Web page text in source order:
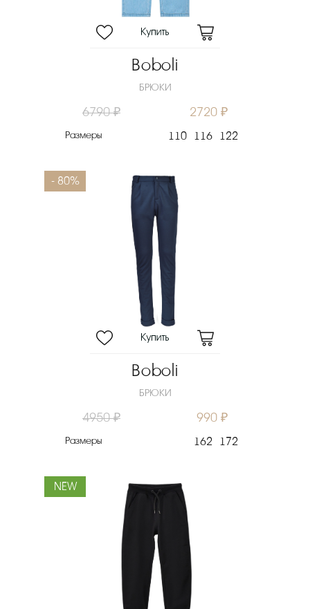
Boboli
БРЮКИ
6790 ₽ 2720 ₽
Размеры 110 116 122
- 80%
Boboli
БРЮКИ
4950 ₽ 990 ₽
Размеры 162 172
NEW